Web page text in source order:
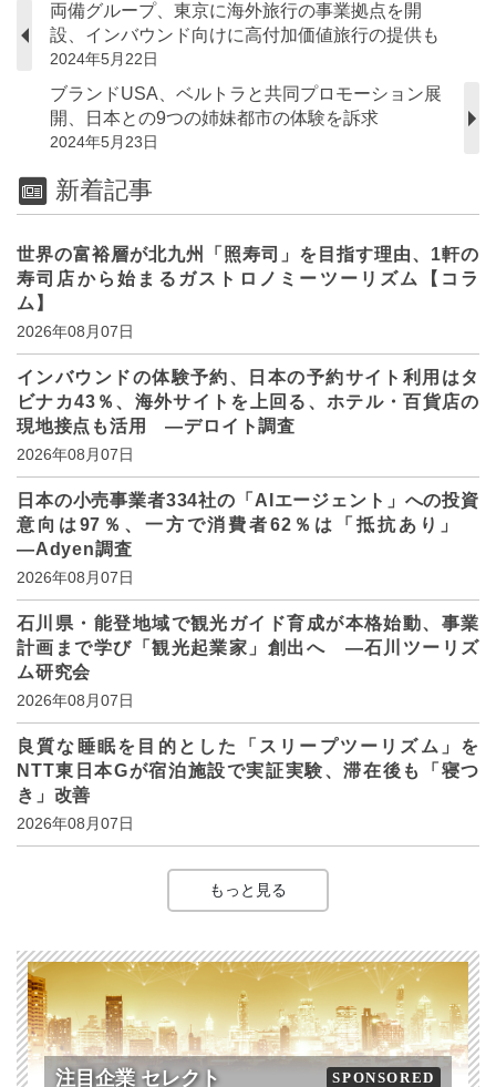
両備グループ、東京に海外旅行の事業拠点を開
設、インバウンド向けに高付加価値旅行の提供も
2024年5月22日
ブランドUSA、ベルトラと共同プロモーション展
開、日本との9つの姉妹都市の体験を訴求
2024年5月23日
新着記事
世界の富裕層が北九州「照寿司」を目指す理由、1軒の
寿司店から始まるガストロノミーツーリズム【コラ
ム】
2026年08月07日
インバウンドの体験予約、日本の予約サイト利用はタ
ビナカ43％、海外サイトを上回る、ホテル・百貨店の
現地接点も活用 ―デロイト調査
2026年08月07日
日本の小売事業者334社の「AIエージェント」への投資
意向は97％、一方で消費者62％は「抵抗あり」
―Adyen調査
2026年08月07日
石川県・能登地域で観光ガイド育成が本格始動、事業
計画まで学び「観光起業家」創出へ ―石川ツーリズ
ム研究会
2026年08月07日
良質な睡眠を目的とした「スリープツーリズム」を
NTT東日本Gが宿泊施設で実証実験、滞在後も「寝つ
き」改善
2026年08月07日
もっと見る
注目企業 セレクト SPONSORED